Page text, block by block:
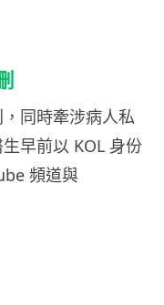
同時牽涉病人私
早前以 KOL 身份
頻道與